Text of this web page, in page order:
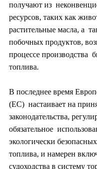
получают из
ресурсов, таких как
растительные масла, а
побочных продуктов,
процессе производства
топлива.
В последнее время
(ЕС)  настаивает на
законодательства,
обязательное
экологически
топлива, и намерен
судоходства в систему